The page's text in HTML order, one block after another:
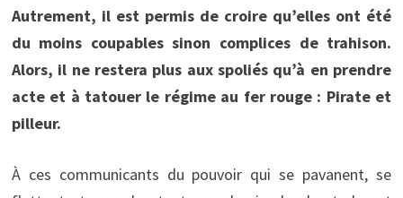
Autrement, il est permis de croire qu’elles ont été
du moins coupables sinon complices de trahison.
Alors, il ne restera plus aux spoliés qu’à en prendre
acte et à tatouer le régime au fer rouge : Pirate et
pilleur.
À ces communicants du pouvoir qui se pavanent, se